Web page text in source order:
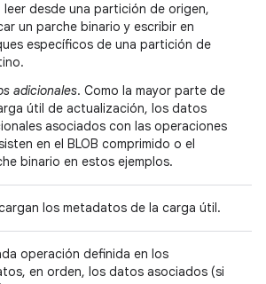
leer desde una partición de origen,
un parche binario y escribir en
específicos de una partición de
adicionales. Como la mayor parte de
útil de actualización, los datos
asociados con las operaciones
en el BLOB comprimido o el
binario en estos ejemplos.
los metadatos de la carga útil.
operación definida en los
en orden, los datos asociados (si